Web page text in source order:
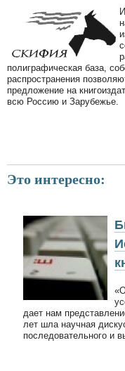
полиграфическая база,
распространения
предложение на
всю Россию и Зарубежье.
Это интересно:
дает нам
лет шла научная
последовательного и